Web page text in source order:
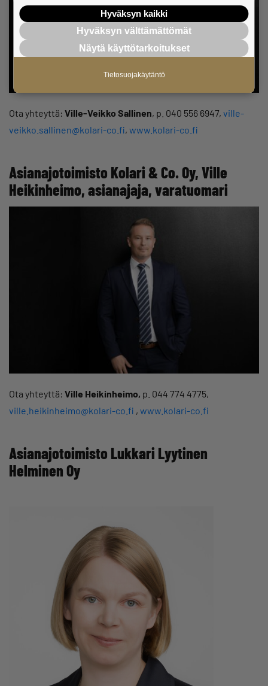
Ota yhteyttä: Ville-Veikko Sallinen, p. 040 556 6947, ville-
veikko.sallinen@kolari-co.fi, www.kolari-co.fi
Asianajotoimisto Kolari & Co. Oy, Ville
Heikinheimo, asianajaja,varatuomari
Ota yhteyttä: Ville Heikinheimo, p. 044 774 4775,
ville.heikinheimo@kolari-co.fi , www.kolari-co.fi
Asianajotoimisto Lukkari Lyytinen
Helminen Oy
Hyväksyn kaikki
Hyväksyn välttämättömät
Näytä käyttötarkoitukset
Tietosuojakäytäntö